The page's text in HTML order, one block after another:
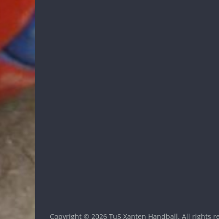
Copyright © 2026 TuS Xanten Handball. All rights